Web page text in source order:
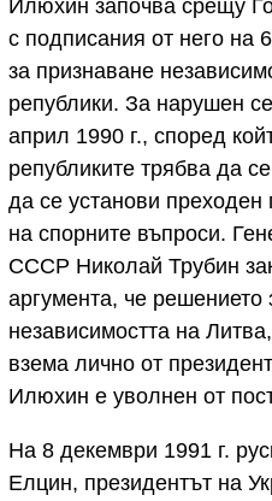
Илюхин започва срещу
с подписания от него на
за признаване
републики. За нарушен
април 1990 г., според
републиките трябва да
да се установи
на спорните въпроси.
СССР Николай Трубин
аргумента, че решението
независимостта на
взема лично от
Илюхин е уволнен от
На 8 декември 1991 г.
Елцин, президентът на